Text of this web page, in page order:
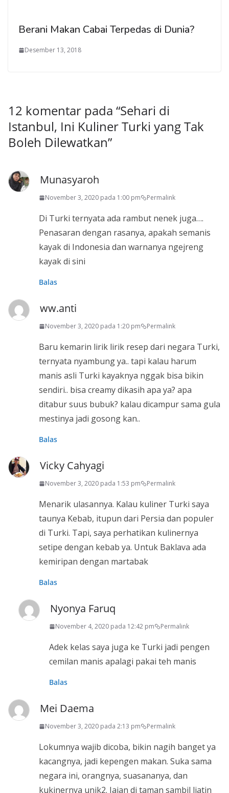
Berani Makan Cabai Terpedas di Dunia?
Desember 13, 2018
12 komentar pada “Sehari di
Istanbul, Ini Kuliner Turki yang Tak
Boleh Dilewatkan”
Munasyaroh
November 3, 2020 pada 1:00 pm Permalink
Di Turki ternyata ada rambut nenek juga….
Penasaran dengan rasanya, apakah semanis
kayak di Indonesia dan warnanya ngejreng
kayak di sini
Balas
ww.anti
November 3, 2020 pada 1:20 pm Permalink
Baru kemarin lirik lirik resep dari negara Turki,
ternyata nyambung ya.. tapi kalau harum
manis asli Turki kayaknya nggak bisa bikin
sendiri.. bisa creamy dikasih apa ya? apa
ditabur suus bubuk? kalau dicampur sama gula
mestinya jadi gosong kan..
Balas
Vicky Cahyagi
November 3, 2020 pada 1:53 pm Permalink
Menarik ulasannya. Kalau kuliner Turki saya
taunya Kebab, itupun dari Persia dan populer
di Turki. Tapi, saya perhatikan kulinernya
setipe dengan kebab ya. Untuk Baklava ada
kemiripan dengan martabak
Balas
Nyonya Faruq
November 4, 2020 pada 12:42 pm Permalink
Adek kelas saya juga ke Turki jadi pengen
cemilan manis apalagi pakai teh manis
Balas
Mei Daema
November 3, 2020 pada 2:13 pm Permalink
Lokumnya wajib dicoba, bikin nagih banget ya
kacangnya, jadi kepengen makan. Suka sama
negara ini, orangnya, suasananya, dan
kukinernya unik2. Jajan di taman sambil liatin